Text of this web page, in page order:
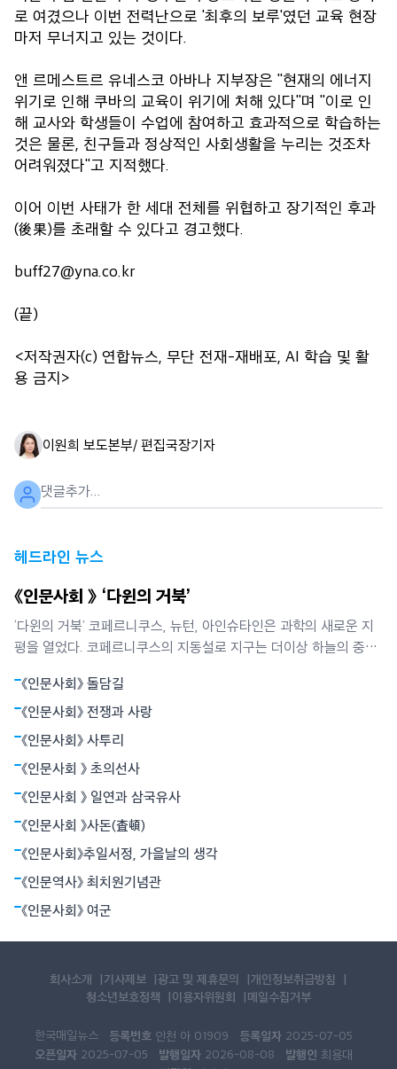
로 여겼으나 이번 전력난으로 '최후의 보루'였던 교육 현장
마저 무너지고 있는 것이다.
앤 르메스트르 유네스코 아바나 지부장은 "현재의 에너지
위기로 인해 쿠바의 교육이 위기에 처해 있다"며 "이로 인
해 교사와 학생들이 수업에 참여하고 효과적으로 학습하는
것은 물론, 친구들과 정상적인 사회생활을 누리는 것조차
어려워졌다"고 지적했다.
이어 이번 사태가 한 세대 전체를 위협하고 장기적인 후과
(後果)를 초래할 수 있다고 경고했다.
buff27@yna.co.kr
(끝)
<저작권자(c) 연합뉴스, 무단 전재-재배포, AI 학습 및 활
용 금지>
이원희 보도본부/ 편집국장기자
헤드라인 뉴스
《인문사회 》 ‘다윈의 거북’
‘다윈의 거북’ 코페르니쿠스, 뉴턴, 아인슈타인은 과학의 새로운 지
평을 열었다. 코페르니쿠스의 지동설로 지구는 더이상 하늘의 중심
의해 빚어지는 현상임을 밝혔다. 뉴턴역학은 하늘과 지상을 함께 아
울렀다. 아인슈타인의 상대성원리는 시간과 공간의 상대성, 휘어진
공간개념으로서의 중력 등 혁명적
《인문사회》 돌담길
《인문사회》 전쟁과 사랑
《인문사회》 사투리
《인문사회 》 초의선사
《인문사회 》 일연과 삼국유사
《인문사회 》사돈(査頓)
《인문사회》추일서정, 가을날의 생각
《인문역사》 최치원기념관
《인문사회》 여군
회사소개 기사제보 광고 및 제휴문의
개인정보취급방침
청소년보호정책
이용자위원회 메일수집거부
한국매일뉴스 등록번호 인천 아 01909 등록일자 2025-07-05
오픈일자 2025-07-05 발행일자 2026-08-08 발행인 최용대